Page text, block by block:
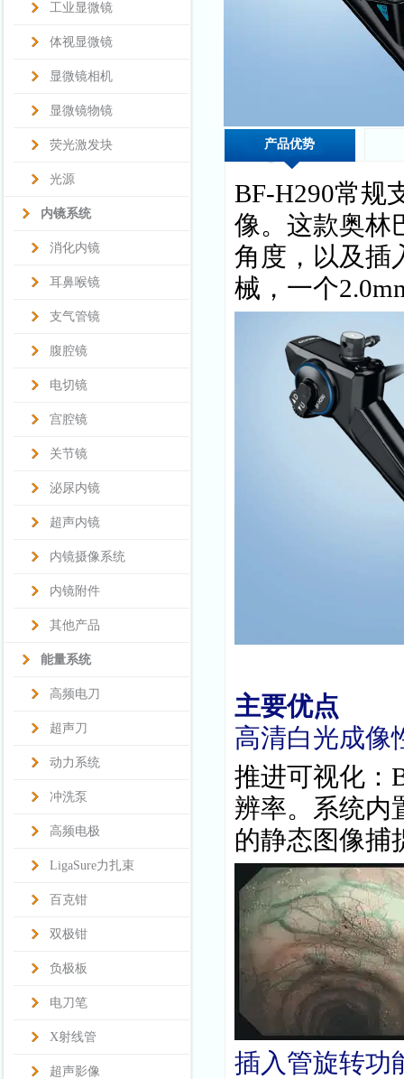
工业显微镜
体视显微镜
显微镜相机
显微镜物镜
荧光激发块
光源
内镜系统
消化内镜
耳鼻喉镜
支气管镜
腹腔镜
电切镜
宫腔镜
关节镜
泌尿内镜
超声内镜
内镜摄像系统
内镜附件
其他产品
能量系统
高频电刀
超声刀
动力系统
冲洗泵
高频电极
LigaSure力扎束
百克钳
双极钳
负极板
电刀笔
X射线管
超声影像
产品优势
BF-H290常规
像。这款奥林
角度，以及插
械，一个
主要优点
高清白光成像
推进可视化：
辨率。系统内
的静态图像捕
插入管旋转功